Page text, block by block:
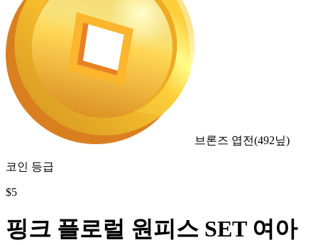
브론즈 엽전(492닢)
코인 등급
$5
핑크 플로럴 원피스 SET 여아